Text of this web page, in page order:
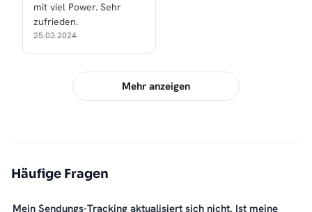
mit viel Power. Sehr
zufrieden.
25.03.2024
Mehr anzeigen
Häufige Fragen
Mein Sendungs-Tracking aktualisiert sich nicht. Ist meine